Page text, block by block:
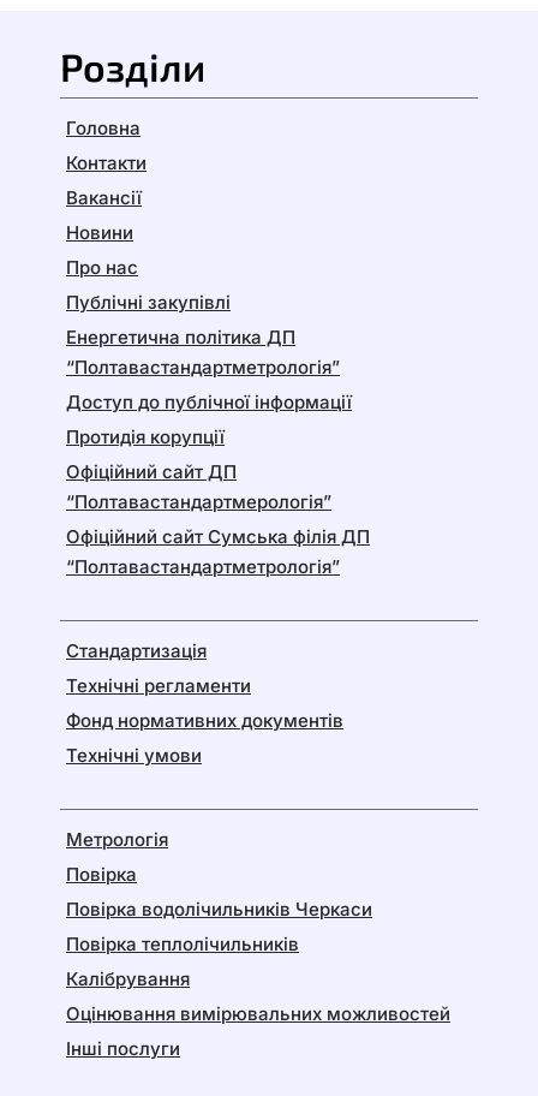
Розділи
Головна
Контакти
Вакансії
Новини
Про нас
Публічні закупівлі
Енергетична політика ДП
“Полтавастандартметрологія”
Доступ до публічної інформації
Протидія корупції
Офіційний сайт ДП
“Полтавастандартмерологія”
Офіційний сайт Сумська філія ДП
“Полтавастандартметрологія”
Стандартизація
Технічні регламенти
Фонд нормативних документів
Технічні умови
Метрологія
Повірка
Повірка водолічильників Черкаси
Повірка теплолічильників
Калібрування
Оцінювання вимірювальних можливостей
Інші послуги